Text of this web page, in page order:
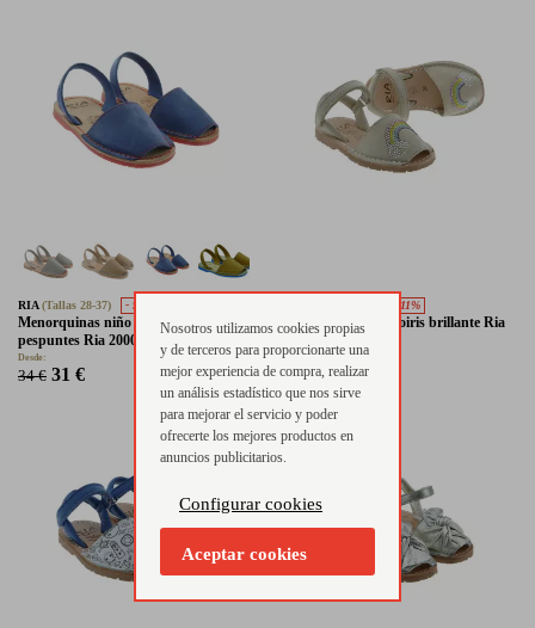
RIA(Tallas 28-37) - 9%
Menorquinas niño piel ante
pespuntes Ria 20002
Desde:
34 € 31 €
- 11%
Abarcas velcro arcoiris brillante Ria
20090-27294
55 € 48,90 €
Nosotros utilizamos cookies propias
y de terceros para proporcionarte una
mejor experiencia de compra, realizar
un análisis estadístico que nos sirve
para mejorar el servicio y poder
ofrecerte los mejores productos en
anuncios publicitarios.
Configurar cookies
Aceptar cookies